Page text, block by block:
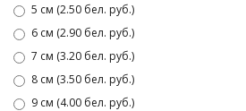
5 см (2.50 бел. руб.)
6 см (2.90 бел. руб.)
7 см (3.20 бел. руб.)
8 см (3.50 бел. руб.)
9 см (4.00 бел. руб.)